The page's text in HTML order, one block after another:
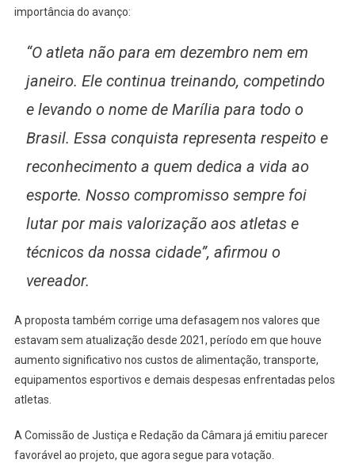
importância do avanço:
“O atleta não para em dezembro nem em
janeiro. Ele continua treinando, competindo
e levando o nome de Marília para todo o
Brasil. Essa conquista representa respeito e
reconhecimento a quem dedica a vida ao
esporte. Nosso compromisso sempre foi
lutar por mais valorização aos atletas e
técnicos da nossa cidade”, afirmou o
vereador.
A proposta também corrige uma defasagem nos valores que
estavam sem atualização desde 2021, período em que houve
aumento significativo nos custos de alimentação, transporte,
equipamentos esportivos e demais despesas enfrentadas pelos
atletas.
A Comissão de Justiça e Redação da Câmara já emitiu parecer
favorável ao projeto, que agora segue para votação.